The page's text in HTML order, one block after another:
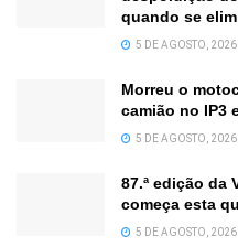
quando se
5 DE AGOSTO, 2026
Morreu o
camião no IP3
5 DE AGOSTO, 2026
87.ª edição da
começa esta
5 DE AGOSTO, 2026